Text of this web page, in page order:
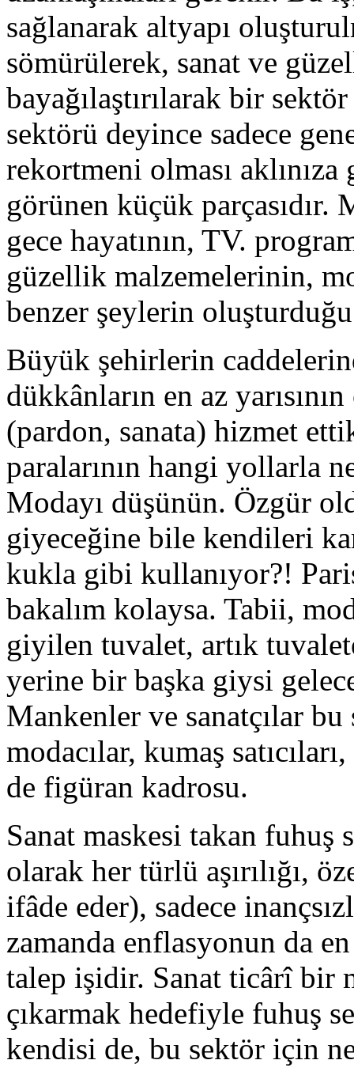
sağlanarak altyapı
sömürülerek, sanat ve
bayağılaştırılarak bir
sektörü deyince sadece
rekortmeni olması
görünen küçük parçasıdır.
gece hayatının, TV.
güzellik malzemelerinin,
benzer şeylerin
Büyük şehirlerin
dükkânların en az
(pardon, sanata) hizmet
paralarının hangi yollarla
Modayı düşünün. Özgür
giyeceğine bile kendileri
kukla gibi kullanıyor?!
bakalım kolaysa. Tabii,
giyilen tuvalet, artık
yerine bir başka giysi
Mankenler ve sanatçılar
modacılar, kumaş
de figüran kadrosu.
Sanat maskesi takan
olarak her türlü aşırılığı,
ifâde eder), sadece
zamanda enflasyonun da
talep işidir. Sanat ticârî bir
çıkarmak hedefiyle fuhuş
kendisi de, bu sektör için